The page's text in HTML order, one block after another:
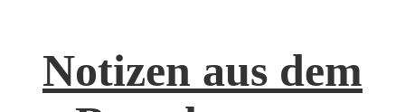
Notizen aus dem